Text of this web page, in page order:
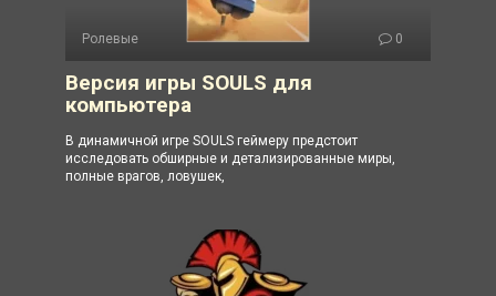
Ролевые 0
Версия игры SOULS для
компьютера
В динамичной игре SOULS геймеру предстоит
исследовать обширные и детализированные миры,
полные врагов, ловушек,